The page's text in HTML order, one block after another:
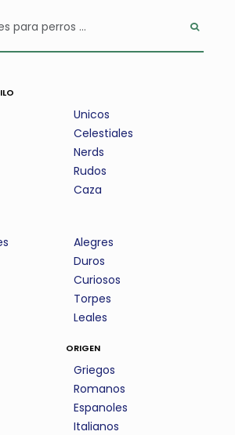
Unicos
Celestiales
Nerds
Rudos
Caza
Alegres
Duros
Curiosos
Torpes
Leales
origen
Griegos
Romanos
Espanoles
Italianos